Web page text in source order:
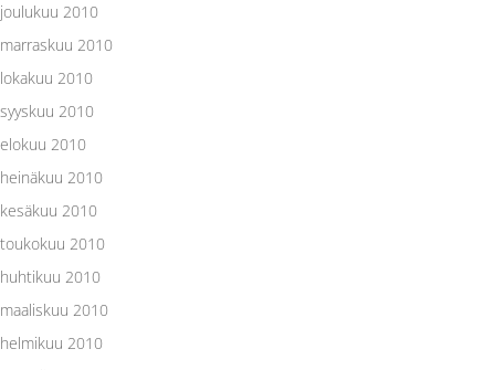
joulukuu 2010
marraskuu 2010
lokakuu 2010
syyskuu 2010
elokuu 2010
heinäkuu 2010
kesäkuu 2010
toukokuu 2010
huhtikuu 2010
maaliskuu 2010
helmikuu 2010